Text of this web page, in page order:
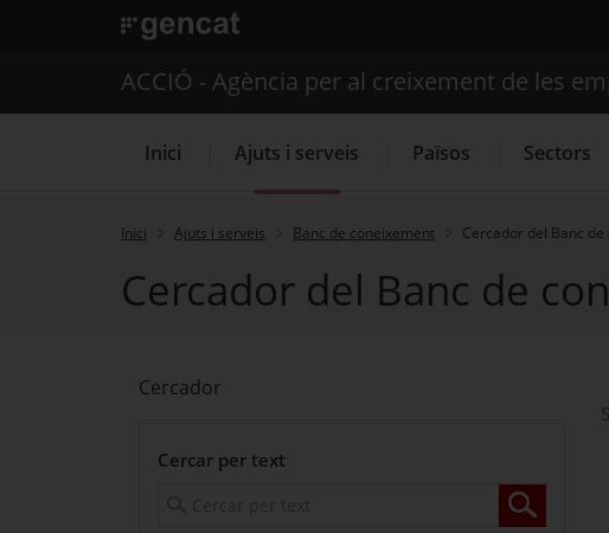
. Obre en una nova finestra.
Serveis d'internacionalització Serveis
ACCIÓ - Agència per al creixement de les
Inici Ajuts i serveis Països Sectors
Inici Ajuts i serveis Banc de coneixement Cercador del Banc
Cercador del Banc de
Cercador
Cercar per text
Cercar